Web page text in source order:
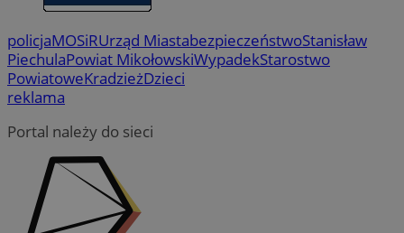
policjaMOSiRUrząd MiastabezpieczeństwoStanisław
PiechulaPowiat MikołowskiWypadekStarostwo
PowiatoweKradzieżDzieci
reklama
Portal należy do sieci